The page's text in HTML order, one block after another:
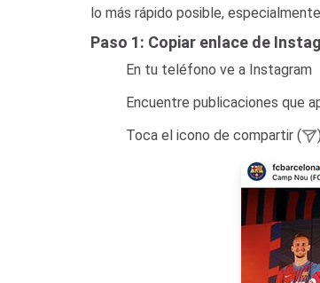
lo más rápido posible,
Paso 1: Copiar enlace de
En tu teléfono ve a Instagram
Encuentre publicaciones que
Toca el icono de compartir (